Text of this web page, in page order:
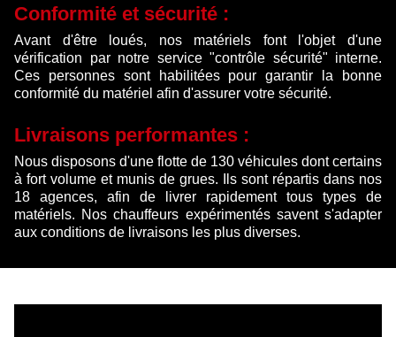
Conformité et sécurité :
Avant d'être loués, nos matériels font l'objet d'une
vérification par notre service "contrôle sécurité" interne.
Ces personnes sont habilitées pour garantir la bonne
conformité du matériel afin d'assurer votre sécurité.
Livraisons performantes :
Nous disposons d'une flotte de 130 véhicules dont certains
à fort volume et munis de grues. Ils sont répartis dans nos
18 agences, afin de livrer rapidement tous types de
matériels. Nos chauffeurs expérimentés savent s'adapter
aux conditions de livraisons les plus diverses.